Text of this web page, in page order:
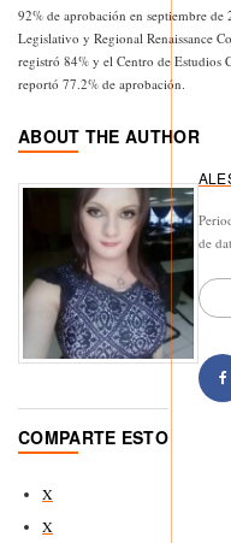
92% de aprobación en septiembre
Legislativo y Regional Renaissance
registró 84% y el Centro de Estudios
reportó 77.2% de aprobación.
ABOUT THE AUTHOR
de
COMPARTE ESTO
X
X